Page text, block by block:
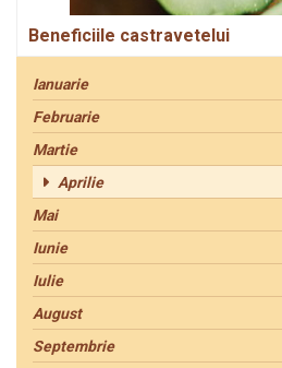
Beneficiile castravetelui
Ianuarie
Februarie
Martie
Aprilie
Mai
Iunie
Iulie
August
Septembrie